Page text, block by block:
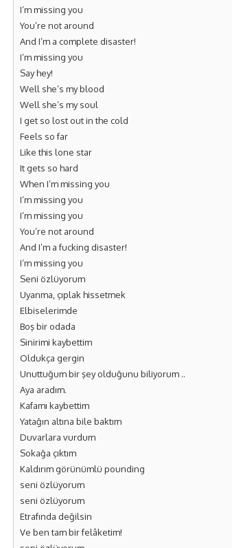
I’m missing you
You’re not around
And I’m a complete disaster!
I’m missing you
Say hey!
Well she’s my blood
Well she’s my soul
I get so lost out in the cold
Feels so far
Like this lone star
It gets so hard
When I’m missing you
I’m missing you
I’m missing you
You’re not around
And I’m a fucking disaster!
I’m missing you
Seni özlüyorum
Uyanma, çıplak hissetmek
Elbiselerimde
Boş bir odada
Sinirimi kaybettim
Oldukça gergin
Unuttuğum bir şey olduğunu biliyorum ..
Aya aradım.
Kafamı kaybettim
Yatağın altına bile baktım
Duvarlara vurdum
Sokağa çıktım
Kaldırım görünümlü pounding
seni özlüyorum
seni özlüyorum
Etrafında değilsin
Ve ben tam bir felâketim!